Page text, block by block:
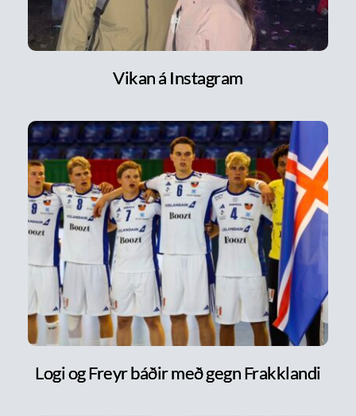
Vikan á Instagram
Logi og Freyr báðir með gegn Frakklandi